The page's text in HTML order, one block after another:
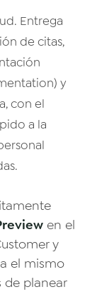
Entrega
de citas,
y
con el
a la
en el
y
el mismo
planear